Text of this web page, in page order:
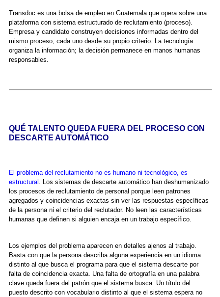
Transdoc es una bolsa de empleo en Guatemala que opera sobre una
plataforma con sistema estructurado de reclutamiento (proceso).
Empresa y candidato construyen decisiones informadas dentro del
mismo proceso, cada uno desde su propio criterio. La tecnología
organiza la información; la decisión permanece en manos humanas
responsables.
QUÉ TALENTO QUEDA FUERA DEL PROCESO CON
DESCARTE AUTOMÁTICO
El problema del reclutamiento no es humano ni tecnológico, es
estructural . Los sistemas de descarte automático han deshumanizado
los procesos de reclutamiento de personal porque leen patrones
agregados y coincidencias exactas sin ver las respuestas específicas
de la persona ni el criterio del reclutador. No leen las características
humanas que definen si alguien encaja en un trabajo específico.
Los ejemplos del problema aparecen en detalles ajenos al trabajo.
Basta con que la persona describa alguna experiencia en un idioma
distinto al que busca el programa para que el sistema descarte por
falta de coincidencia exacta. Una falta de ortografía en una palabra
clave queda fuera del patrón que el sistema busca. Un título del
puesto descrito con vocabulario distinto al que el sistema espera no